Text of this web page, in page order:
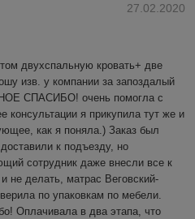
27.02.2020
двухспальную кровать+ две
изв. у компании за запоздалый
СПАСИБО! очень помогла с
консультации я прикупила тут же и
как я поняла.) Заказ был
к подъезду, но
сотрудник даже внесли все к
не делать, матрас Веговский-
по упаковкам по мебели.
Оплачивала в два этапа, что